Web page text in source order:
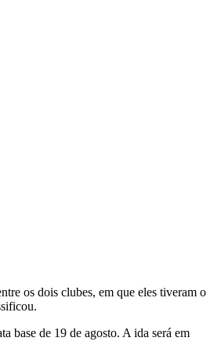
os dois clubes, em que eles tiveram o
base de 19 de agosto. A ida será em